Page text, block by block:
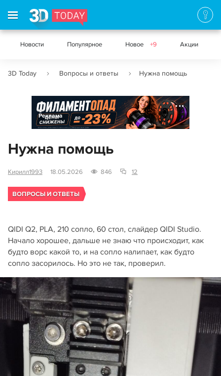
Новости Популярное Новое +9 Акции
3D Today Вопросы и ответы Нужна помощь
Реклама
Нужна помощь
Кирилл1993 18.05.2026 846 12
ВОПРОСЫ И ОТВЕТЫ
QIDI Q2, PLA, 210 сопло, 60 стол, слайдер QIDI Studio.
Начало хорошее, дальше не знаю что происходит, как
будто ворс какой то, и на сопло налипает, как будто
сопло засорилось. Но это не так, проверил.